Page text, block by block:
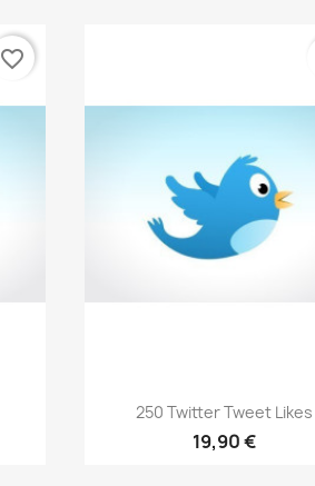
favorite_border
Vis her
250 Twitter Tweet Likes
19,90 €